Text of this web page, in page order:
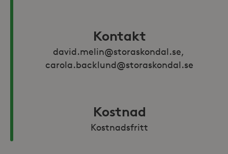
Kontakt
david.melin@storaskondal.se,
carola.backlund@storaskondal.se
Kostnad
Kostnadsfritt